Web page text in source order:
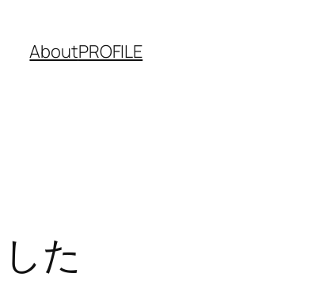
AboutPROFILE
た